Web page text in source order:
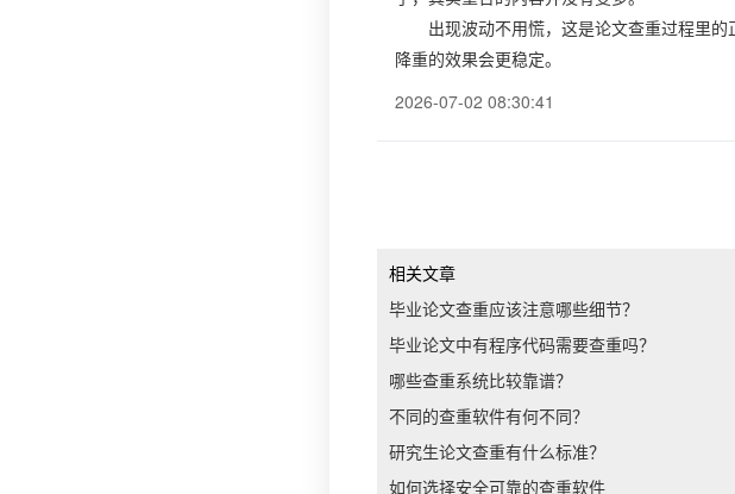
出现波动不用慌，这是论文查重过程里
降重的效果会更稳定。
2026-07-02 08:30:41
相关文章
毕业论文查重应该注意哪些细节？
毕业论文中有程序代码需要查重吗？
哪些查重系统比较靠谱？
不同的查重软件有何不同？
研究生论文查重有什么标准？
如何选择安全可靠的查重软件